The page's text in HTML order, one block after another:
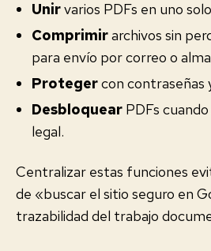
Unirvarios PDFs en uno
Comprimirarchivos sin
para envío por correo o
Protegercon contraseñas
Desbloquear PDFs
legal.
Centralizar estas funciones
de «buscar el sitio seguro en
trazabilidad del trabajo